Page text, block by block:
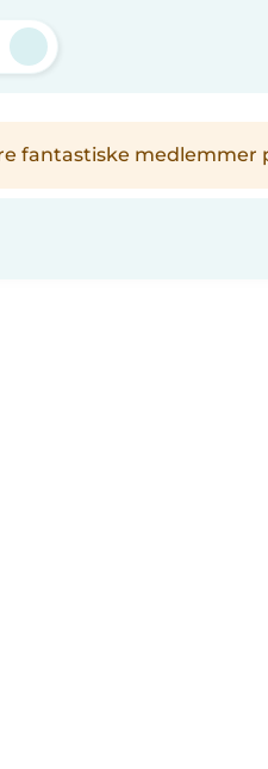
fantastiske medlemmer